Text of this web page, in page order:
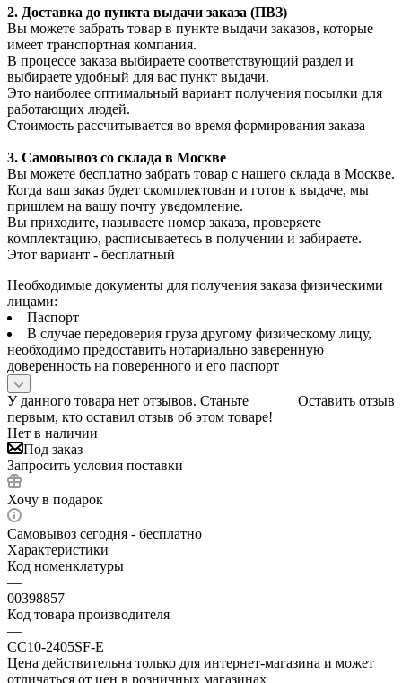
2. Доставка до пункта выдачи заказа (ПВЗ)
Вы можете забрать товар в пункте выдачи заказов, которые
имеет транспортная компания.
В процессе заказа выбираете соответствующий раздел и
выбираете удобный для вас пункт выдачи.
Это наиболее оптимальный вариант получения посылки для
работающих людей.
Стоимость рассчитывается во время формирования заказа
3. Самовывоз со склада в Москве
Вы можете бесплатно забрать товар с нашего склада в Москве.
Когда ваш заказ будет скомплектован и готов к выдаче, мы
пришлем на вашу почту уведомление.
Вы приходите, называете номер заказа, проверяете
комплектацию, расписываетесь в получении и забираете.
Этот вариант - бесплатный
Необходимые документы для получения заказа физическими
лицами:
Паспорт
В случае передоверия груза другому физическому лицу,
необходимо предоставить нотариально заверенную
доверенность на поверенного и его паспорт
Оставить отзыв
У данного товара нет отзывов. Станьте
первым, кто оставил отзыв об этом товаре!
Нет в наличии
Под заказ
Запросить условия поставки
Хочу в подарок
Самовывоз сегодня - бесплатно
Характеристики
Код номенклатуры
—
00398857
Код товара производителя
—
CC10-2405SF-E
Цена действительна только для интернет-магазина и может
отличаться от цен в розничных магазинах